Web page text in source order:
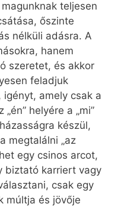
teljesen
őszinte
nélküli adásra. A
hanem
szeretet, és akkor
feladjuk
amely csak a
helyére a „mi”
készül,
megtalálni „az
egy csinos arcot,
biztató karriert vagy
csak egy
múltja és jövője